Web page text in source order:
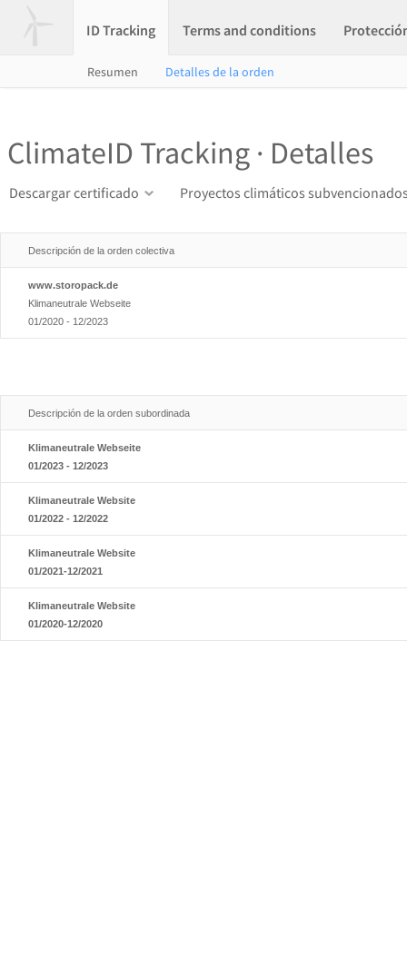
ID Tracking Terms and conditions
Resumen Detalles de la orden
ClimateID Tracking · Detalles
Descargar certificado Proyectos climáticos
Descripción de la orden colectiva
www.storopack.de
Klimaneutrale Webseite
01/2020 - 12/2023
Descripción de la orden subordinada
Klimaneutrale Webseite
01/2023 - 12/2023
Klimaneutrale Website
01/2022 - 12/2022
Klimaneutrale Website
01/2021-12/2021
Klimaneutrale Website
01/2020-12/2020